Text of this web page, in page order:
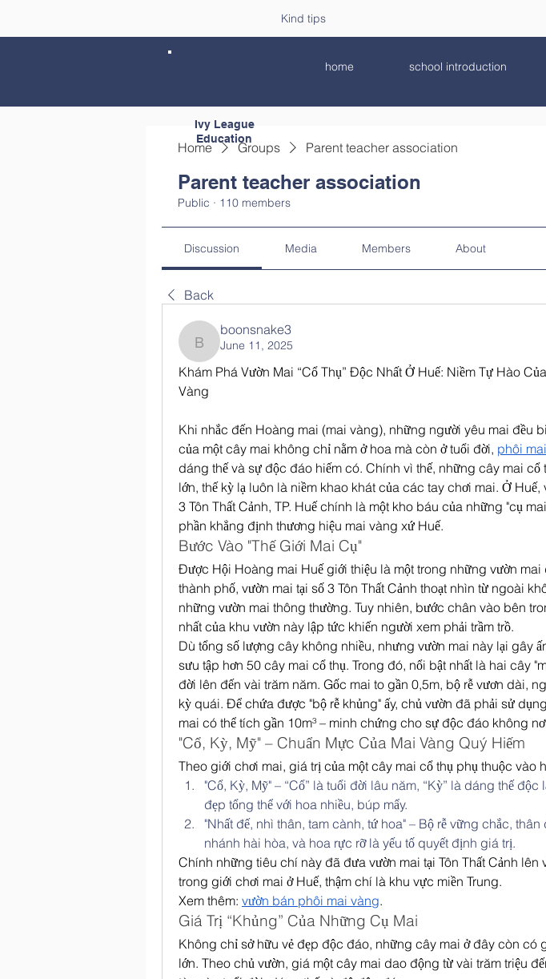
Kind tips
home school introduction
Home Groups Parent teacher association
Parent teacher association
Public · 110 members
Discussion Media Members About
Back
boonsnake3
boonsnake3
June 11, 2025
Khám Phá Vườn Mai “Cổ Thụ” Độc Nhất Ở Huế: Niềm Tự Hào
Vàng
Khi nhắc đến Hoàng mai (mai vàng), những người yêu mai đều
của một cây mai không chỉ nằm ở hoa mà còn ở tuổi đời, phôi
dáng thế và sự độc đáo hiếm có. Chính vì thế, những cây mai cổ
lớn, thế kỳ lạ luôn là niềm khao khát của các tay chơi mai. Ở Huế,
3 Tôn Thất Cảnh, TP. Huế chính là một kho báu của những "cụ
phần khẳng định thương hiệu mai vàng xứ Huế.
Bước Vào "Thế Giới Mai Cụ"
Được Hội Hoàng mai Huế giới thiệu là một trong những vườn mai
thành phố, vườn mai tại số 3 Tôn Thất Cảnh thoạt nhìn từ ngoài
những vườn mai thông thường. Tuy nhiên, bước chân vào bên
nhất của khu vườn này lập tức khiến người xem phải trầm trồ.
Dù tổng số lượng cây không nhiều, nhưng vườn mai này lại gây
sưu tập hơn 50 cây mai cổ thụ. Trong đó, nổi bật nhất là hai cây
đời lên đến vài trăm năm. Gốc mai to gần 0,5m, bộ rễ vươn dài,
kỳ quái. Để chứa được "bộ rễ khủng" ấy, chủ vườn đã phải sử
mai có thể tích gần 10m³ – minh chứng cho sự độc đáo không
"Cổ, Kỳ, Mỹ" – Chuẩn Mực Của Mai Vàng Quý Hiếm
Theo giới chơi mai, giá trị của một cây mai cổ thụ phụ thuộc vào
"Cổ, Kỳ, Mỹ" – “Cổ” là tuổi đời lâu năm, “Kỳ” là dáng thế độc
đẹp tổng thể với hoa nhiều, búp mẩy.
"Nhất đế, nhì thân, tam cành, tứ hoa" – Bộ rễ vững chắc,
nhánh hài hòa, và hoa rực rỡ là yếu tố quyết định giá trị.
Chính những tiêu chí này đã đưa vườn mai tại Tôn Thất Cảnh lên
trong giới chơi mai ở Huế, thậm chí là khu vực miền Trung.
Xem thêm: vườn bán phôi mai vàng.
Giá Trị “Khủng” Của Những Cụ Mai
Không chỉ sở hữu vẻ đẹp độc đáo, những cây mai ở đây còn có
lớn. Theo chủ vườn, giá một cây mai dao động từ vài trăm triệu
Ivy League
Education